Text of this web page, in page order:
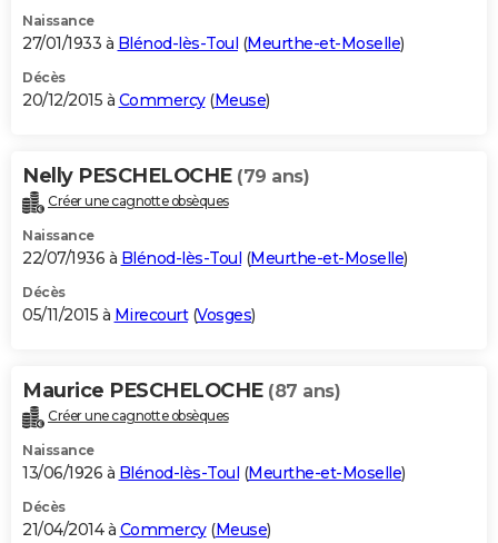
Naissance
27/01/1933 à Blénod-lès-Toul (Meurthe-et-Moselle)
Décès
20/12/2015 à Commercy(Meuse)
Nelly PESCHELOCHE (79 ans)
Créer une cagnotte obsèques
Naissance
22/07/1936 à Blénod-lès-Toul (Meurthe-et-Moselle)
Décès
05/11/2015 à Mirecourt(Vosges)
Maurice PESCHELOCHE (87 ans)
Créer une cagnotte obsèques
Naissance
13/06/1926 à Blénod-lès-Toul (Meurthe-et-Moselle)
Décès
21/04/2014 à Commercy(Meuse)